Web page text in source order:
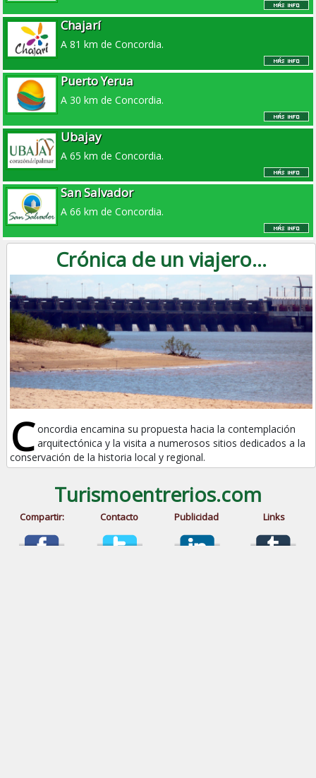
Chajarí
A 81 km de Concordia.
Puerto Yerua
A 30 km de Concordia.
Ubajay
A 65 km de Concordia.
San Salvador
A 66 km de Concordia.
Crónica de un viajero...
C oncordia encamina su propuesta hacia la contemplación
arquitectónica y la visita a numerosos sitios dedicados a la
conservación de la historia local y regional.
Turismoentrerios.com
Compartir: Contacto Publicidad Links